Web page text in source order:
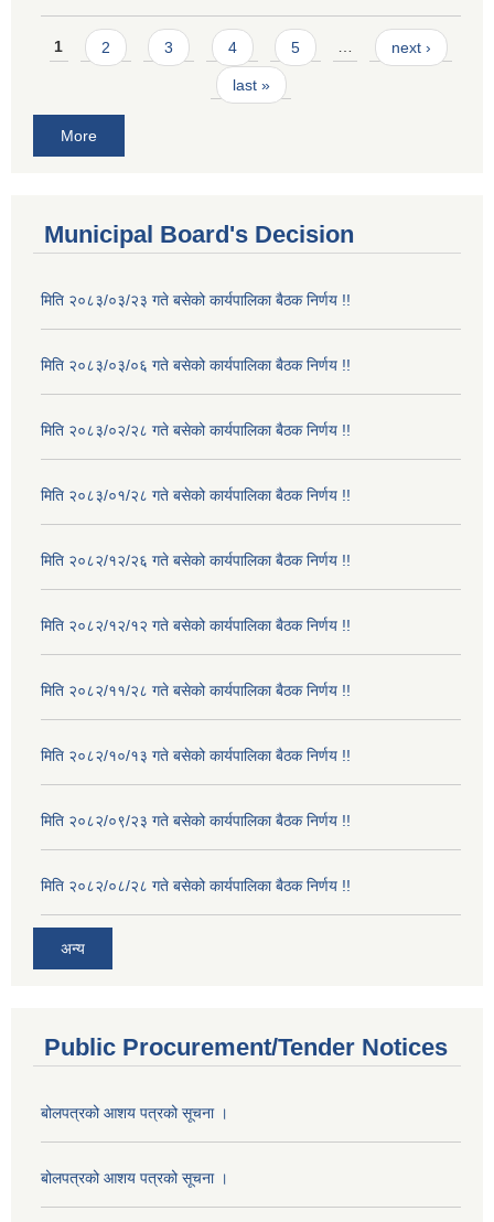
Pages
1 2 3 4 5 … next ›
last »
More
Municipal Board's Decision
मिति २०८३/०३/२३ गते बसेको कार्यपालिका बैठक निर्णय !!
मिति २०८३/०३/०६ गते बसेको कार्यपालिका बैठक निर्णय !!
मिति २०८३/०२/२८ गते बसेको कार्यपालिका बैठक निर्णय !!
मिति २०८३/०१/२८ गते बसेको कार्यपालिका बैठक निर्णय !!
मिति २०८२/१२/२६ गते बसेको कार्यपालिका बैठक निर्णय !!
मिति २०८२/१२/१२ गते बसेको कार्यपालिका बैठक निर्णय !!
मिति २०८२/११/२८ गते बसेको कार्यपालिका बैठक निर्णय !!
मिति २०८२/१०/१३ गते बसेको कार्यपालिका बैठक निर्णय !!
मिति २०८२/०९/२३ गते बसेको कार्यपालिका बैठक निर्णय !!
मिति २०८२/०८/२८ गते बसेको कार्यपालिका बैठक निर्णय !!
अन्य
Public Procurement/Tender Notices
बोलपत्रको आशय पत्रको सूचना ।
बोलपत्रको आशय पत्रको सूचना ।